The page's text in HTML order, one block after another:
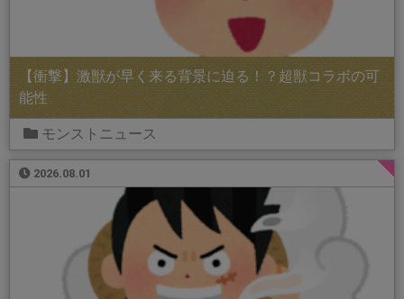
【衝撃】激獣が早く来る背景に迫る！？超獣コラボの可
能性
モンストニュース
2026.08.01